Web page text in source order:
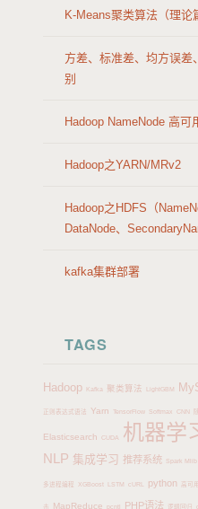
K-Means聚类算法（理论
方差、标准差、均方误差
别
Hadoop NameNode 高可
Hadoop之YARN/MRv2
Hadoop之HDFS（
DataNode、
kafka集群部署
TAGS
Hadoop Kafka 聚类算法 LightGBM
正则表达式语法 Yarn TensorFlow Softmax CNN
Elasticsearch CUDA 机器学
NLP 集成学习 推荐系统 Spark Mlib
多进程编程 XGBoost LSTM cURL python 高可用
击 MapReduce pcntl PHP语法 逻辑回归